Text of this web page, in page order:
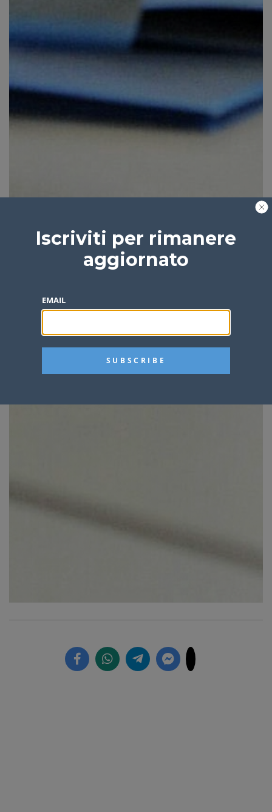
Iscriviti per rimanere
aggiornato
EMAIL